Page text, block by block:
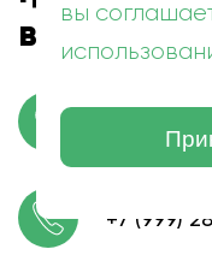
в Талдоме
г.
+7 (999)
вы